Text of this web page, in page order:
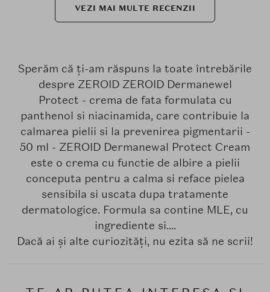
VEZI MAI MULTE RECENZII
Sperăm că ți-am răspuns la toate întrebările
despre ZEROID ZEROID Dermanewel
Protect - crema de fata formulata cu
panthenol si niacinamida, care contribuie la
calmarea pielii si la prevenirea pigmentarii -
50 ml - ZEROID Dermanewal Protect Cream
este o crema cu functie de albire a pielii
conceputa pentru a calma si reface pielea
sensibila si uscata dupa tratamente
dermatologice. Formula sa contine MLE, cu
ingrediente si....
Dacă ai și alte curiozități, nu ezita să ne scrii!